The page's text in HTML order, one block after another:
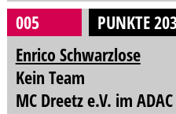
005
PUNKTE
Enrico Schwarzlose
Kein Team
MC Dreetz e.V. im ADAC